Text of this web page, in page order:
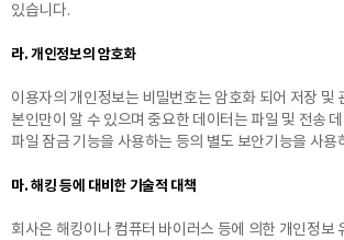
있습니다.
라. 개인정보의 암호화
이용자의 개인정보는 비밀번호는 암호화 되어 저장 및
본인만이 알 수 있으며 중요한 데이터는 파일 및 전송
파일 잠금 기능을 사용하는 등의 별도 보안기능을 사용
마. 해킹 등에 대비한 기술적 대책
회사은 해킹이나 컴퓨터 바이러스 등에 의한 개인정보